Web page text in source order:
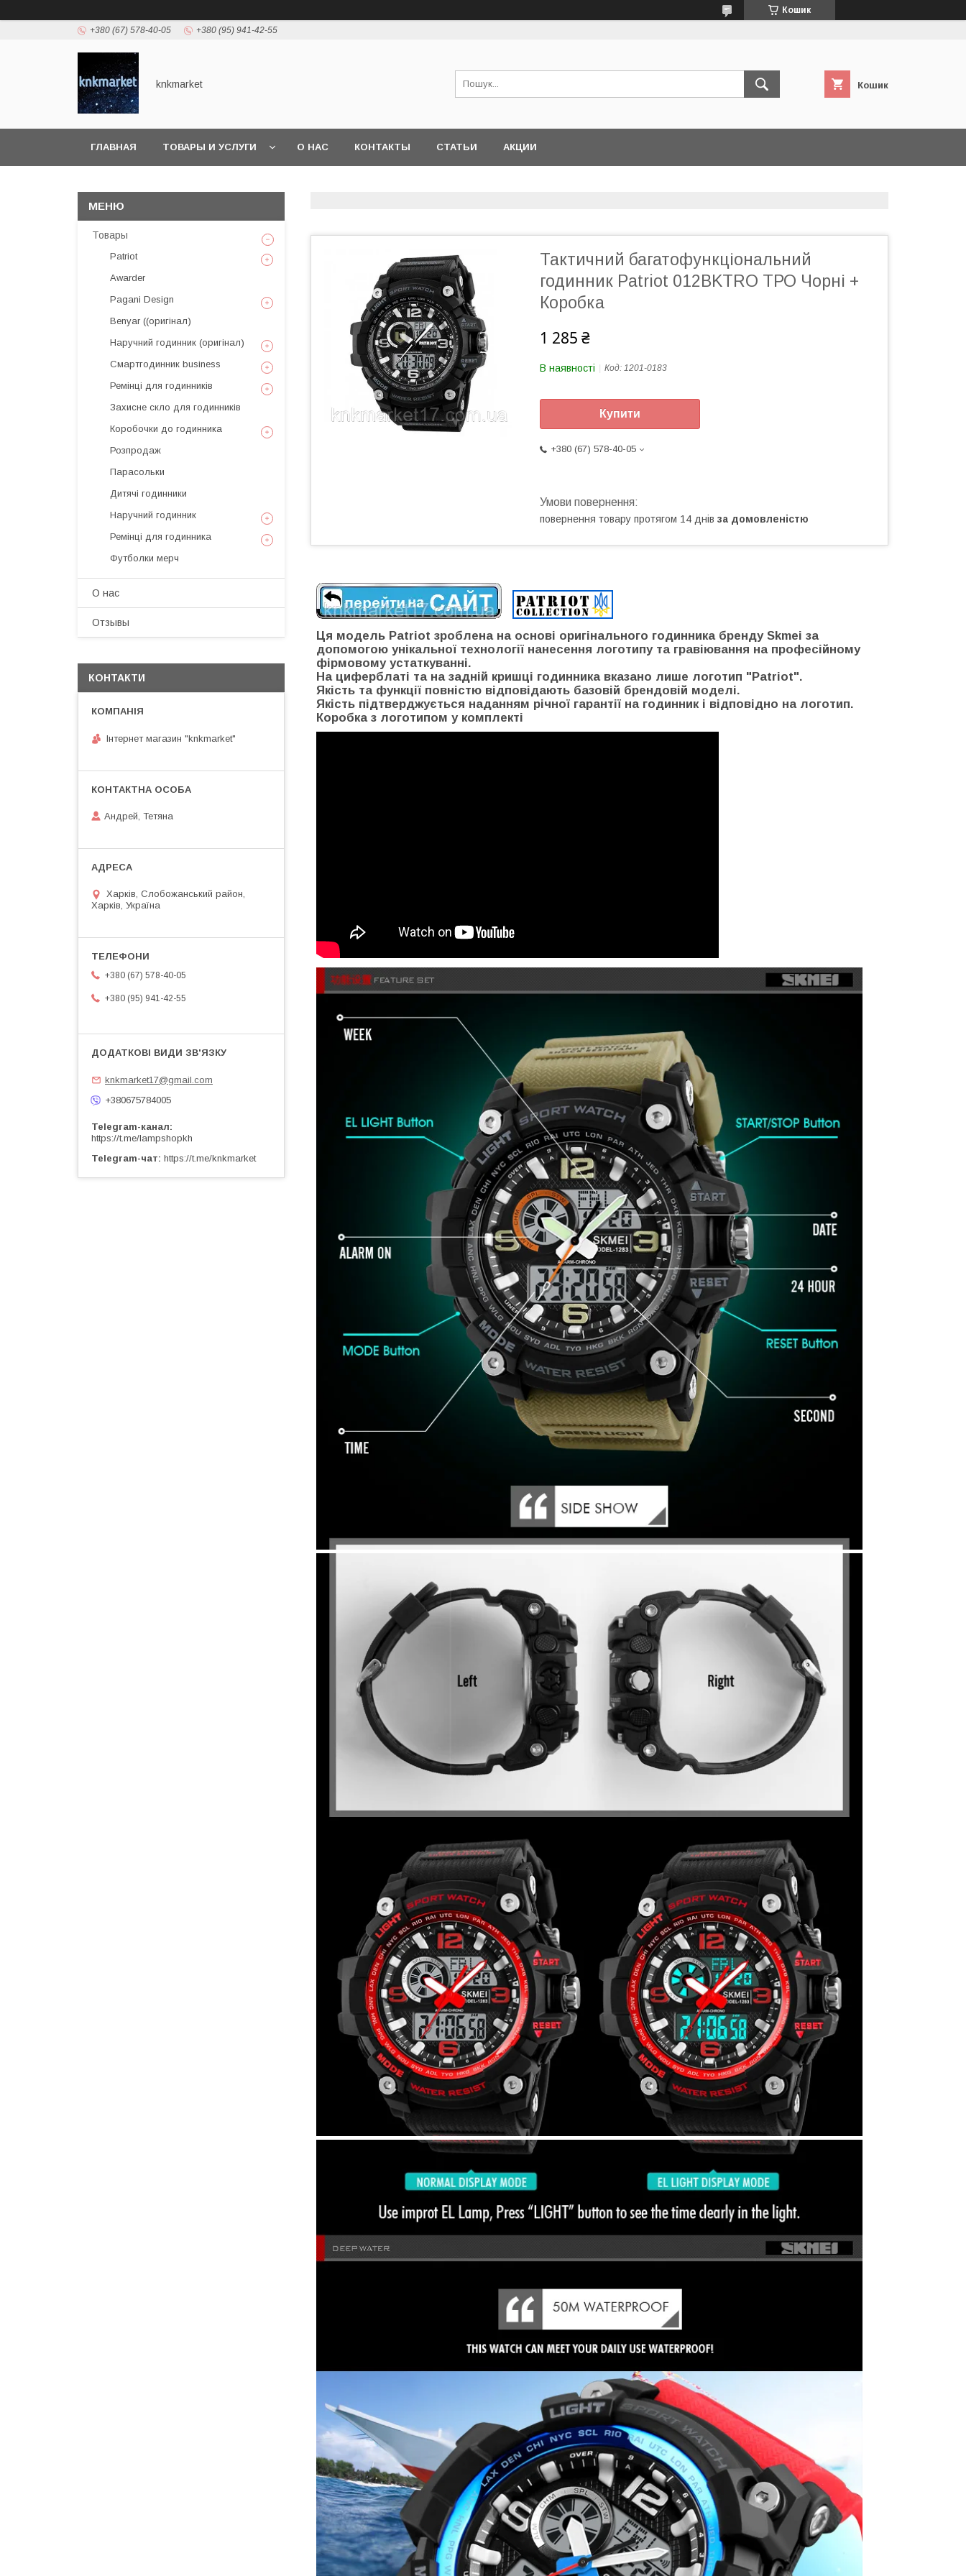
Кошик
+380 (67) 578-40-05 +380 (95) 941-42-55
knkmarket Кошик
ГЛАВНАЯ ТОВАРЫ И УСЛУГИ О НАС КОНТАКТЫ СТАТЬИ АКЦИИ
Тактичний багатофункціональний
годинник Patriot 012BKTRO ТРО Чорні +
Коробка
1 285 ₴
В наявності Код: 1201-0183
Купити
+380 (67) 578-40-05
повернення товару протягом 14 днів за домовленістю
Ця модель Patriot зроблена на основі оригінального годинника бренду Skmei за
допомогою унікальної технології нанесення логотипу та гравіювання на професійному
фірмовому устаткуванні.
На циферблаті та на задній кришці годинника вказано лише логотип "Patriot".
Якість та функції повністю відповідають базовій брендовій моделі.
Якість підтверджується наданням річної гарантії на годинник і відповідно на логотип.
Коробка з логотипом у комплекті
Товары
Patriot
Awarder
Pagani Design
Benyar ((оригінал)
Наручний годинник (оригінал)
Смартгодинник business
Ремінці для годинників
Захисне скло для годинників
Коробочки до годинника
Розпродаж
Парасольки
Дитячі годинники
Наручний годинник
Ремінці для годинника
Футболки мерч
О нас
Отзывы
КОНТАКТИ
Інтернет магазин "knkmarket"
Андрей, Тетяна
Харків, Слобожанський район,
Харків, Україна
+380 (67) 578-40-05
+380 (95) 941-42-55
knkmarket17@gmail.com
+380675784005
Telegram-канал
https://t.me/lampshopkh
Telegram-чат https://t.me/knkmarket